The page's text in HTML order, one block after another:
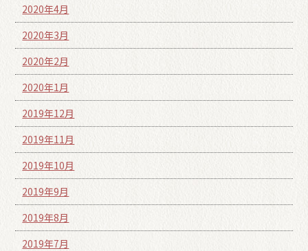
2020年4月
2020年3月
2020年2月
2020年1月
2019年12月
2019年11月
2019年10月
2019年9月
2019年8月
2019年7月